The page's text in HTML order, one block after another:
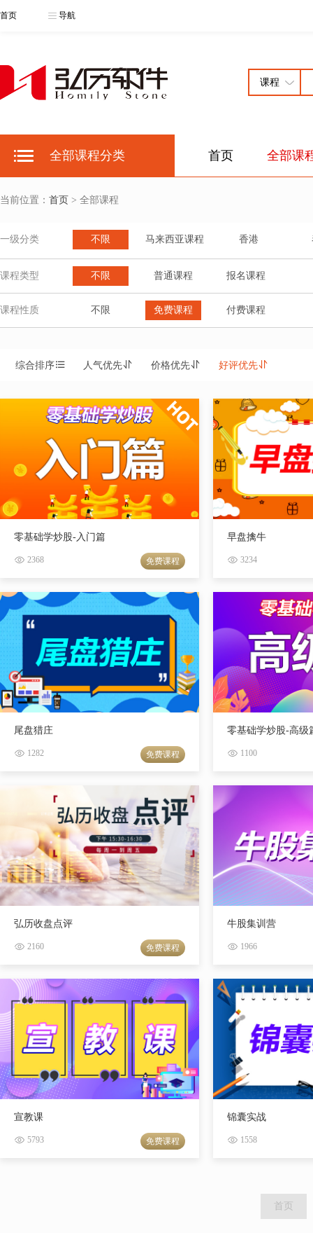
首页 导航
全部课程分类 首页 全部课
当前位置： 首页 > 全部课程
一级分类 不限 马来西亚课程 香港
课程类型 不限 普通课程 报名课程
课程性质 不限 免费课程 付费课程
综合排序 人气优先 价格优先 好评优先
零基础学炒股-入门篇
2368 免费课程
早盘擒牛
3234
尾盘猎庄
1282 免费课程
零基础学炒股-高级
1100
弘历收盘点评
2160 免费课程
牛股集训营
1966
宣教课
5793 免费课程
锦囊实战
1558
首页